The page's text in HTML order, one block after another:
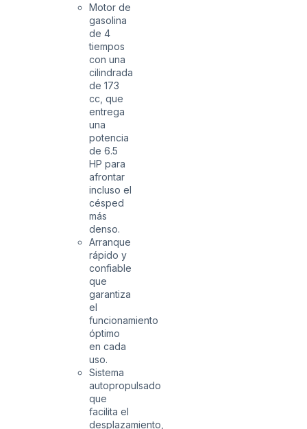
Motor de
gasolina
de 4
tiempos
con una
cilindrada
de 173
cc, que
entrega
una
potencia
de 6.5
HP para
afrontar
incluso el
césped
más
denso.
Arranque
rápido y
confiable
que
garantiza
el
funcionamiento
óptimo
en cada
uso.
Sistema
autopropulsado
que
facilita el
desplazamiento,